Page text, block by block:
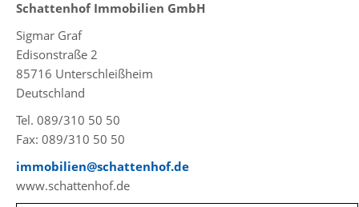
Schattenhof Immobilien GmbH
Sigmar Graf
Edisonstraße 2
85716 Unterschleißheim
Deutschland
Tel. 089/310 50 50
Fax: 089/310 50 50
immobilien@schattenhof.de
www.schattenhof.de